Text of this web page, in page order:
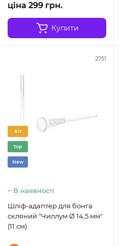
ціна 299 грн.
Купити
2751
Хіт
Top
New
В наявності
Шліф-адаптер для бонга
скляний "Чиллум Ø 14,5 мм"
(11 см)